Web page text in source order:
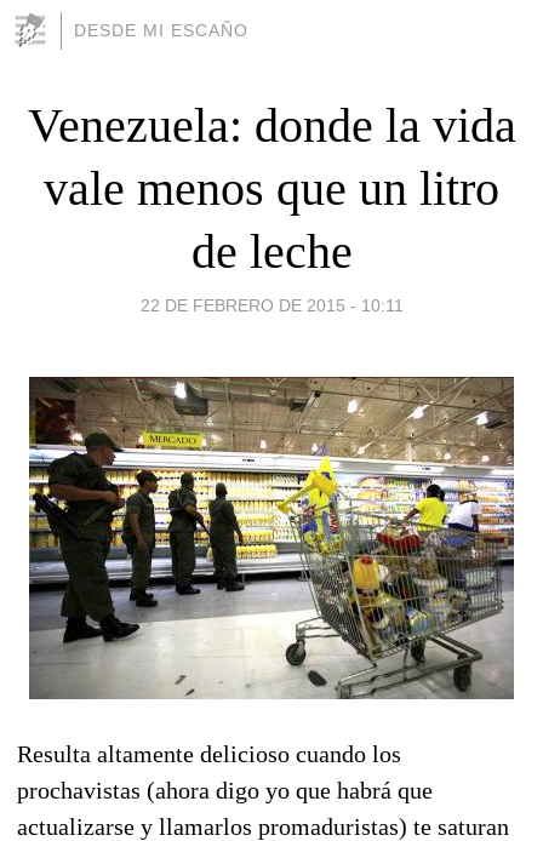
DESDE MI ESCAÑO
Venezuela: donde la vida
vale menos que un litro
de leche
22 DE FEBRERO DE 2015 - 10:11
Resulta altamente delicioso cuando los
prochavistas (ahora digo yo que habrá que
actualizarse y llamarlos promaduristas) te saturan